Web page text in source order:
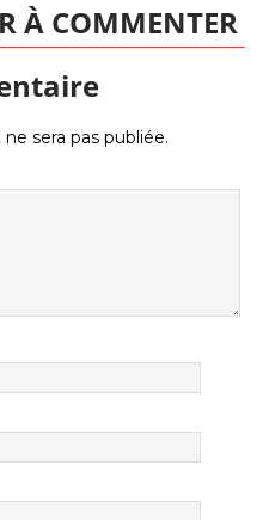
À COMMENTER
sera pas publiée.